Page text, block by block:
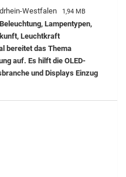
Westfalen 1,94 MB
Lampentypen,
Leuchtkraft
bereitet das Thema
auf. Es hilft die OLED-
und Displays Einzug